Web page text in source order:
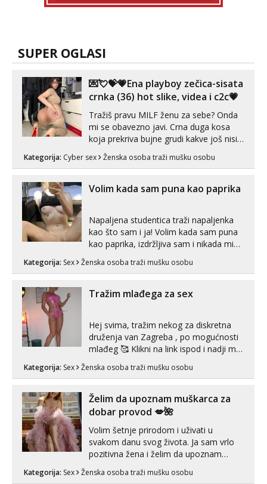
SUPER OGLASI
💌💘💝💗Ena playboy zečica-sisata
crnka (36) hot slike, videa i c2c💗
Tražiš pravu MILF ženu za sebe? Onda
mi se obavezno javi. Crna duga kosa
koja prekriva bujne grudi kakve još nisi
vidio, čista ŠESTICA! A usne? O usnama
bolje da ni ne pričam. Prave pune usne
vjeruj mi, takve još nisi vidio. Uvijek sam
spremna za ONLOINE zabavu...
Kategorija: Cyber sex Ženska osoba traži mušku osobu
Volim kada sam puna kao paprika
Napaljena studentica traži napaljenka
kao što sam i ja! Volim kada sam puna
kao paprika, izdržljiva sam i nikada mi
puta dnevno bilo kad i bilo gdje zato se
link ispod i nadji me tamo, cekam te!
Kategorija: Sex Ženska osoba traži mušku osobu
Tražim mlađega za sex
Hej svima, tražim nekog za diskretna
druženja van Zagreba , po mogućnosti
mlađeg 🥰 Klikni na link ispod i nadji me
Kategorija: Sex Ženska osoba traži mušku osobu
Želim da upoznam muškarca za
dobar provod 💋🌺
Volim šetnje prirodom i uživati u
svakom danu svog života. Ja sam vrlo
pozitivna žena i želim da upoznam
može i nešto više.💋🌺 Klikni na link
Kategorija: Sex Ženska osoba traži mušku osobu